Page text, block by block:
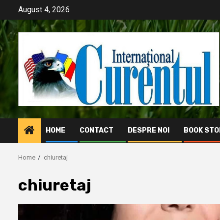
content
August 4, 2026
HOME CONTACT DESPRE NOI BOOK
Home chiuretaj
chiuretaj